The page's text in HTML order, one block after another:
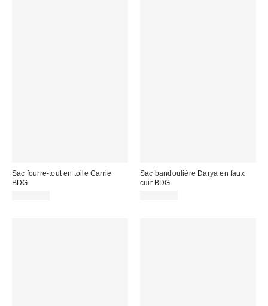
Sac fourre-tout en toile Carrie
BDG
Sac bandoulière Darya en faux
cuir BDG